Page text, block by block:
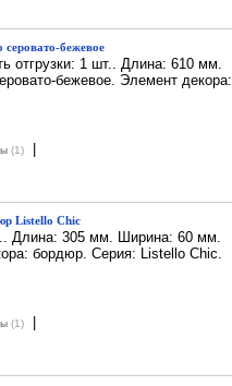
бежевое
отгрузки: 1 шт.. Длина: 610 мм.
бежевое. Элемент декора:
(1)
Listello Chic
Длина: 305 мм. Ширина: 60 мм.
бордюр. Серия: Listello Chic.
(1)